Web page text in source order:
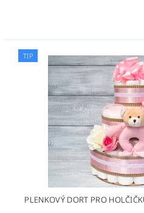
TIP
PLENKOVÝ DORT PRO